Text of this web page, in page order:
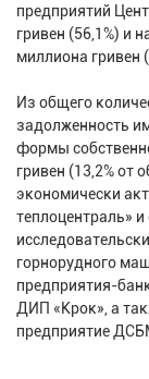
предприятий
гривен (56,1%) и
миллиона гривен
Из общего
задолженность
формы
гривен (13,2% от
экономически
теплоцентраль»
горнорудного
предприятия-
ДИП «Крок», а
предприятие